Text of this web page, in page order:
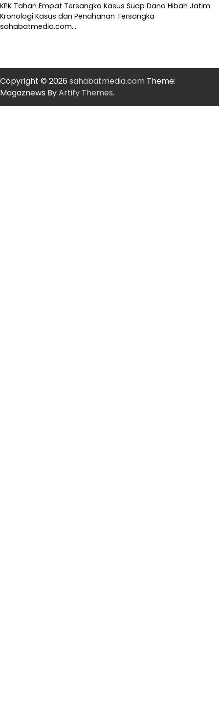
KPK Tahan Empat Tersangka Kasus Suap Dana Hibah Jatim
Kronologi Kasus dan Penahanan Tersangka
sahabatmedia.com…
Copyright © 2026 sahabatmedia.com Theme:
Magaznews ByArtify Themes.